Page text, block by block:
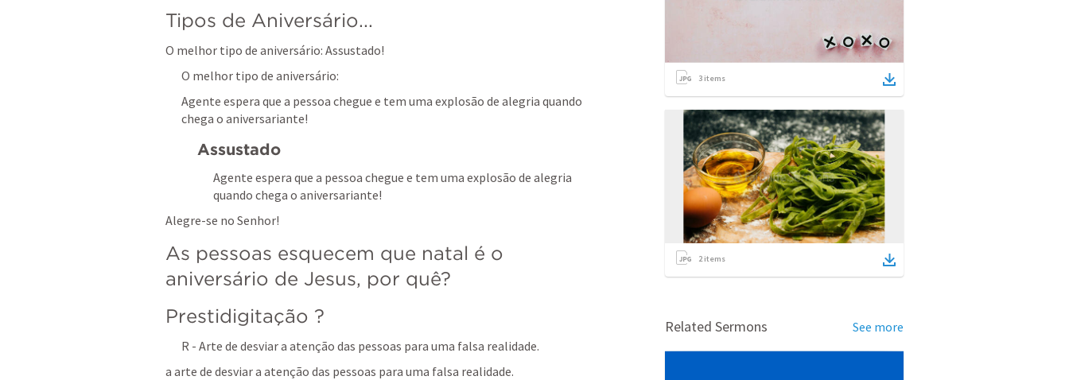
Tipos de Aniversário...
O melhor tipo de aniversário: Assustado!
O melhor tipo de aniversário:
Agente espera que a pessoa chegue e tem uma explosão de alegria quando
chega o aniversariante!
Assustado
Agente espera que a pessoa chegue e tem uma explosão de alegria
quando chega o aniversariante!
Alegre-se no Senhor!
As pessoas esquecem que natal é o
aniversário de Jesus, por quê?
Prestidigitação ?
R - Arte de desviar a atenção das pessoas para uma falsa realidade.
a arte de desviar a atenção das pessoas para uma falsa realidade.
3 items
2items
Related Sermons See more